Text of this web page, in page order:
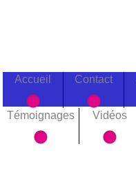
Accueil Contact
Témoignages Vidéos